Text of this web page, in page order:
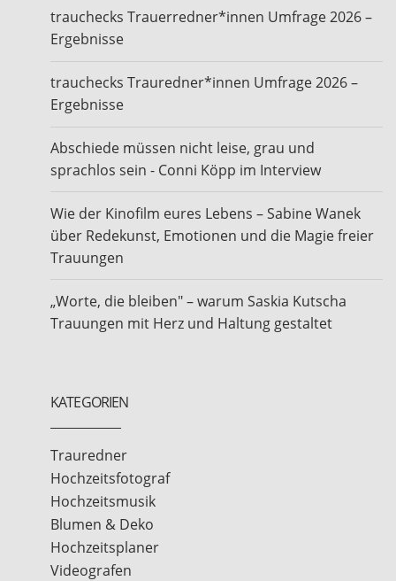
trauchecks Trauerredner*innen Umfrage 2026 –
Ergebnisse
trauchecks Trauredner*innen Umfrage 2026 –
Ergebnisse
Abschiede müssen nicht leise, grau und
sprachlos sein - Conni Köpp im Interview
Wie der Kinofilm eures Lebens – Sabine Wanek
über Redekunst, Emotionen und die Magie freier
Trauungen
„Worte, die bleiben" – warum Saskia Kutscha
Trauungen mit Herz und Haltung gestaltet
KATEGORIEN
Trauredner
Hochzeitsfotograf
Hochzeitsmusik
Blumen & Deko
Hochzeitsplaner
Videografen